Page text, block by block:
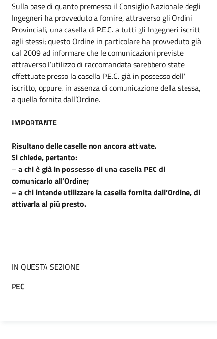
Sulla base di quanto premesso il Consiglio Nazionale degli
Ingegneri ha provveduto a fornire, attraverso gli Ordini
Provinciali, una casella di P.E.C. a tutti gli Ingegneri iscritti
agli stessi; questo Ordine in particolare ha provveduto già
dal 2009 ad informare che le comunicazioni previste
attraverso l’utilizzo di raccomandata sarebbero state
effettuate presso la casella P.E.C. già in possesso dell’
iscritto, oppure, in assenza di comunicazione della stessa,
a quella fornita dall’Ordine.
IMPORTANTE
Risultano delle caselle non ancora attivate.
Si chiede, pertanto:
– a chi è già in possesso di una casella PEC di
comunicarlo all’Ordine;
– a chi intende utilizzare la casella fornita dall’Ordine, di
attivarla al più presto.
IN QUESTA SEZIONE
PEC